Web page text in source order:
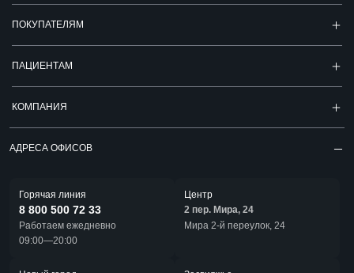
ПОКУПАТЕЛЯМ
ПАЦИЕНТАМ
КОМПАНИЯ
АДРЕСА ОФИСОВ
Горячая линия
8 800 500 72 33
Работаем ежедневно
09:00—20:00
Центр
2 пер. Мира, 24
Мира 2-й переулок, 24